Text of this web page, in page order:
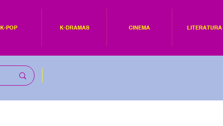
K-POP K-DRAMAS CINEMA LITERATURA